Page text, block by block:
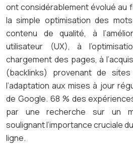
ont considérablement évolué au
la simple optimisation des
contenu de qualité, à
utilisateur (UX), à
chargement des pages, à
(backlinks) provenant de
l’adaptation aux mises à jour
de Google. 68 % des
par une recherche sur un
soulignant l’importance cruciale
ligne.